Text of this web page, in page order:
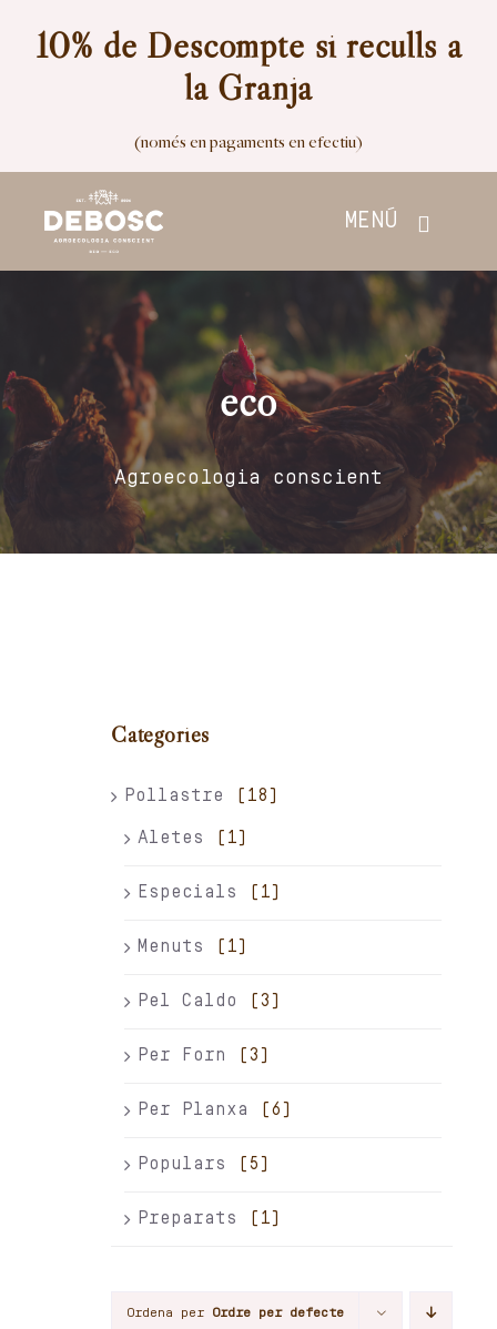
10% de Descompte si reculls a
la Granja
(només en pagaments en efectiu)
MENÚ
Nosaltres
Carret
eco
Agroecologia conscient
Categories
Pollastre (18)
Aletes (1)
Especials (1)
Menuts (1)
Pel Caldo (3)
Per Forn (3)
Per Planxa (6)
Populars (5)
Preparats (1)
Ordena per Ordre per defecte